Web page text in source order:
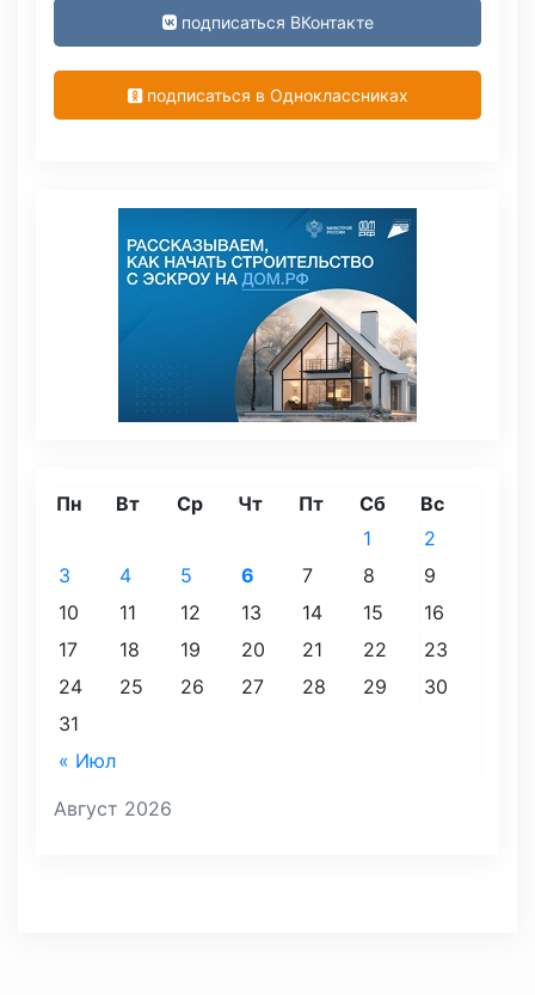
подписаться ВКонтакте
подписаться в Одноклассниках
Август 2026
Пн Вт Ср Чт Пт Сб Вс
« Июл
1
2
3
4 5 6 7 8
9
10
11 12 13 14 15
16
17
18 19 20 21 22
23
24
25 26 27 28 29
30
31